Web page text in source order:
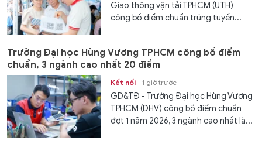
Giao thông vận tải TPHCM (UTH)
công bố điểm chuẩn trúng tuyển...
Trường Đại học Hùng Vương TPHCM công bố điểm
chuẩn, 3 ngành cao nhất 20 điểm
Kết nối 1 giờ trước
GD&TĐ - Trường Đại học Hùng Vương
TPHCM (DHV) công bố điểm chuẩn
đợt 1 năm 2026, 3 ngành cao nhất là...